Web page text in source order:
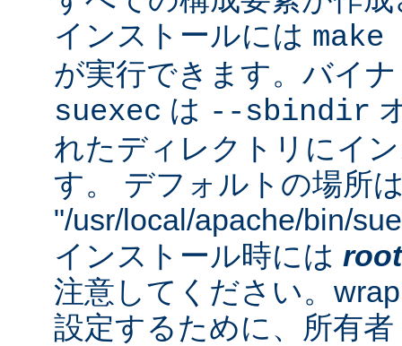
インストールには
が実行できます。バイ
suexec は --sbindir
れたディレクトリにイ
す。 デフォルトの場所
"/usr/local/apache/bin/
インストール時には root
注意してください。
設定するために、所有者